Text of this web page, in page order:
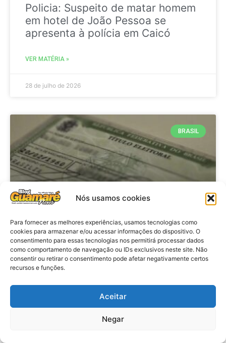
Nós usamos cookies
Para fornecer as melhores experiências, usamos tecnologias como
cookies para armazenar e/ou acessar informações do dispositivo. O
consentimento para essas tecnologias nos permitirá processar dados
como comportamento de navegação ou IDs exclusivos neste site. Não
consentir ou retirar o consentimento pode afetar negativamente certos
recursos e funções.
Aceitar
Negar
Policia: Suspeito de matar homem
em hotel de João Pessoa se
apresenta à polícia em Caicó
VER MATÉRIA »
28 de julho de 2026
BRASIL
Brasil: Policia Federal investiga
753 casos de crimes eleitorais
antes das eleições